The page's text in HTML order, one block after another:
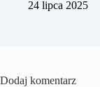
24 lipca 2025
Dodaj komentarz